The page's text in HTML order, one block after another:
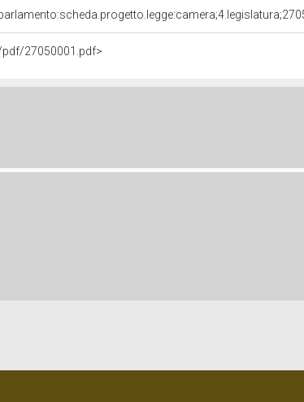
27050001.pdf>